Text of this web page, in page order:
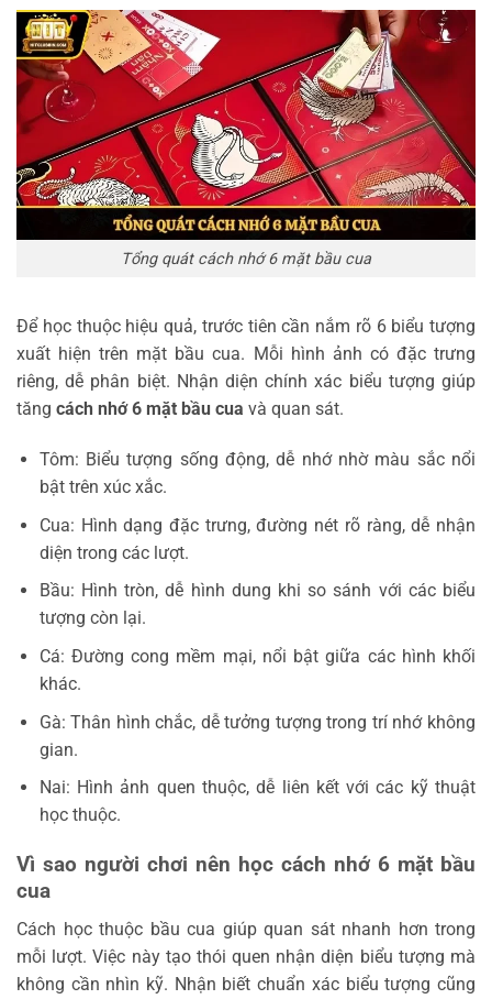
Tổng quát cách nhớ 6 mặt bầu cua
Để học thuộc hiệu quả, trước tiên cần nắm rõ 6 biểu tượng
xuất hiện trên mặt bầu cua. Mỗi hình ảnh có đặc trưng
riêng, dễ phân biệt. Nhận diện chính xác biểu tượng giúp
tăng cách nhớ 6 mặt bầu cua và quan sát.
Tôm: Biểu tượng sống động, dễ nhớ nhờ màu sắc nổi
bật trên xúc xắc.
Cua: Hình dạng đặc trưng, đường nét rõ ràng, dễ nhận
diện trong các lượt.
Bầu: Hình tròn, dễ hình dung khi so sánh với các biểu
tượng còn lại.
Cá: Đường cong mềm mại, nổi bật giữa các hình khối
khác.
Gà: Thân hình chắc, dễ tưởng tượng trong trí nhớ không
gian.
Nai: Hình ảnh quen thuộc, dễ liên kết với các kỹ thuật
học thuộc.
Vì sao người chơi nên học cách nhớ 6 mặt bầu
cua
Cách học thuộc bầu cua giúp quan sát nhanh hơn trong
mỗi lượt. Việc này tạo thói quen nhận diện biểu tượng mà
không cần nhìn kỹ. Nhận biết chuẩn xác biểu tượng cũng